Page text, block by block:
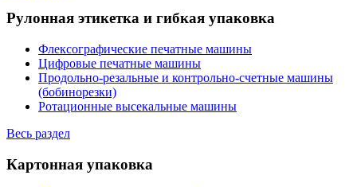
Рулонная этикетка и гибкая упаковка
Флексографические печатные машины
Цифровые печатные машины
Продольно-резальные и контрольно-счетные машины
(бобинорезки)
Ротационные высекальные машины
Весь раздел
Картонная упаковка